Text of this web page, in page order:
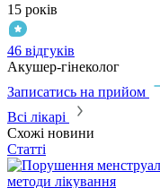
15 років
46 відгуків
Акушер-гінеколог
Записатись на прийом
Всі лікарі
Схожі новини
Статті